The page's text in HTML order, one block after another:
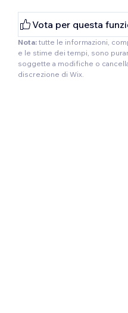
Vota per questa
Nota: tutte le informazioni,
e le stime dei tempi, sono
soggette a modifiche o
discrezione di Wix.